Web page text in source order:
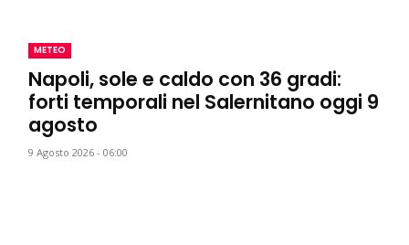
METEO
Napoli, sole e caldo con 36 gradi:
forti temporali nel Salernitano oggi 9
agosto
9 Agosto 2026 - 06:00